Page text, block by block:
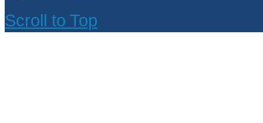
Scroll to Top